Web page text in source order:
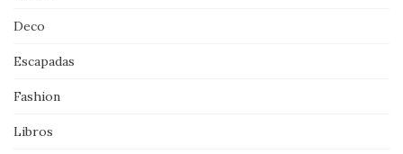
Deco
Escapadas
Fashion
Libros